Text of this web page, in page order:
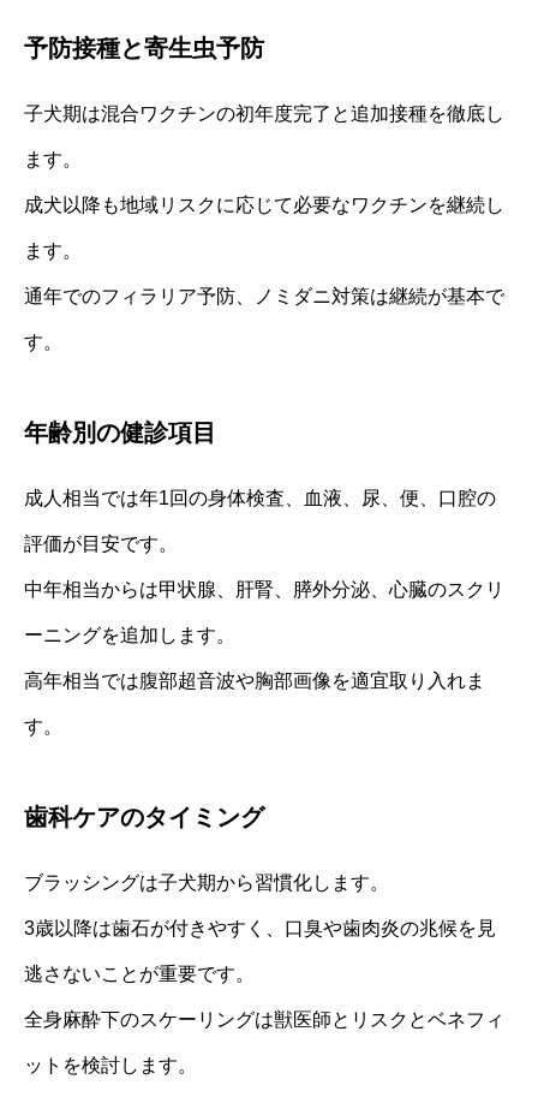
予防接種と寄生虫予防
子犬期は混合ワクチンの初年度完了と追加接種を徹底し
ます。
成犬以降も地域リスクに応じて必要なワクチンを継続し
ます。
通年でのフィラリア予防、ノミダニ対策は継続が基本で
す。
年齢別の健診項目
成人相当では年1回の身体検査、血液、尿、便、口腔の
評価が目安です。
中年相当からは甲状腺、肝腎、膵外分泌、心臓のスクリ
ーニングを追加します。
高年相当では腹部超音波や胸部画像を適宜取り入れま
す。
歯科ケアのタイミング
ブラッシングは子犬期から習慣化します。
3歳以降は歯石が付きやすく、口臭や歯肉炎の兆候を見
逃さないことが重要です。
全身麻酔下のスケーリングは獣医師とリスクとベネフィ
ットを検討します。